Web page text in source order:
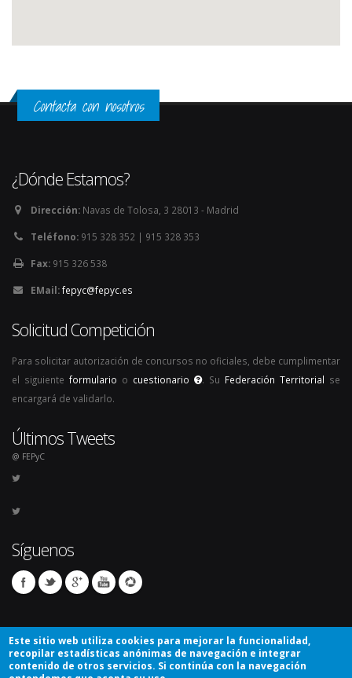
Contacta con nosotros
¿Dónde Estamos?
Dirección: Navas de Tolosa, 3 28013 - Madrid
Teléfono: 915 328 352 | 915 328 353
Fax: 915 326 538
EMail:fepyc@fepyc.es
Solicitud Competición
Para solicitar autorización de concursos no oficiales, debe cumplimentar
el siguiente formulario o cuestionario . Su Federación Territorial se
encargará de validarlo.
Últimos Tweets
@ FEPyC
Síguenos
Este sitio web utiliza cookies para mejorar la funcionalidad,
recopilar estadísticas anónimas de navegación e integrar
contenido de otros servicios. Si continúa con la navegación